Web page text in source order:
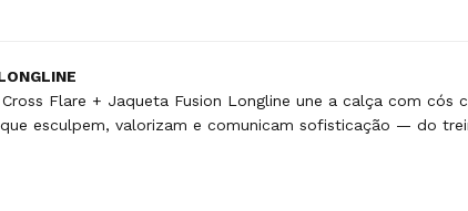
Flare + Jaqueta Fusion Longline une a calça com cós
esculpem, valorizam e comunicam sofisticação — do